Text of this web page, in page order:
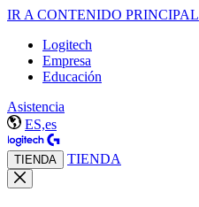
IR A CONTENIDO PRINCIPAL
Logitech
Empresa
Educación
Asistencia
ES,es
TIENDA TIENDA